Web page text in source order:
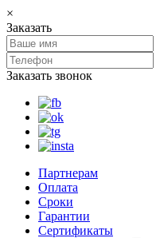
×
Заказать
Заказать звонок
Партнерам
Оплата
Сроки
Гарантии
Сертификаты